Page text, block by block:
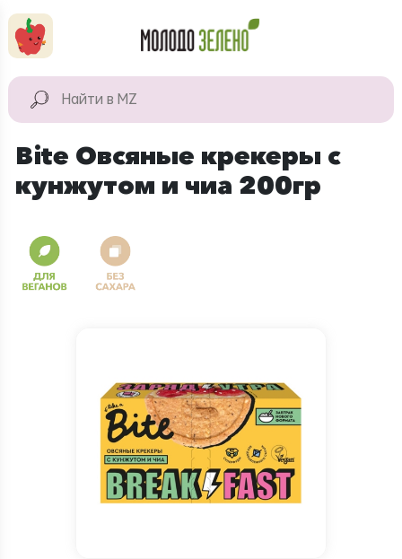
КАТАЛОГ
продукты
Для дома
косметика
Bite Овсяные крекеры с
кунжутом и чиа 200гр